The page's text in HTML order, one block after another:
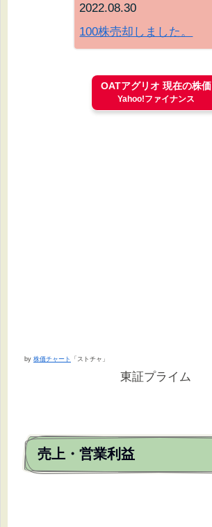
2022.08.30
100株売却しました。
OATアグリオ 現在の株価
Yahoo!ファイナンス
by 株価チャート 「ストチャ」
東証プライム
売上・営業利益